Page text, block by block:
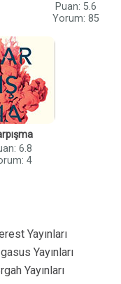
Puan: 5.6
Yorum: 85
6.8
4
Yayınları
Yayınları
Yayınları